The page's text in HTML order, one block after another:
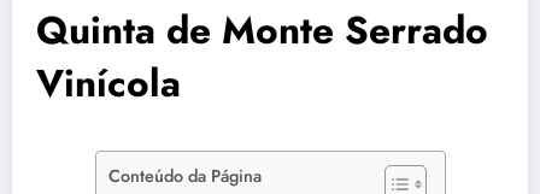
Quinta de Monte Serrado
Vinícola
Conteúdo da Página